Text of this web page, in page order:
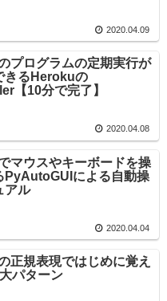
2020.04.09
プログラムの定期実行が
きるHerokuの
【10分で完了】
2020.04.08
マウスやキーボードを操
PyAutoGUIによる自動操
アル
2020.04.04
正規表現ではじめに覚え
パターン